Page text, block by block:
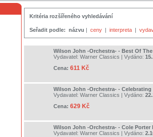
Kritéria rozšířeného vyhledávání
Seřadit podle: názvu | ceny | interpreta |
Wilson John -Orchestra- - Best Of
Vydavatel: Warner Classics | Vydáno:
Cena: 611 Kč
Wilson John -Orchestra- - Celebrating
Vydavatel: Warner Classics | Vydáno:
Cena: 629 Kč
Wilson John -Orchestra- - Cole Porter
Vydavatel: Warner Classics | Vydáno: